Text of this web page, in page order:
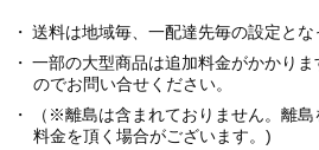
送料は地域毎、一配達先毎の設定とな
一部の大型商品は追加料金がかかり
のでお問い合せください。
（※離島は含まれておりません。離
料金を頂く場合がございます。)